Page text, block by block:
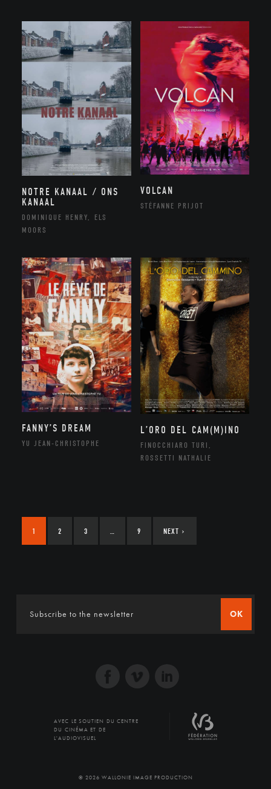
NOTRE KANAAL / ONS
KANAAL
DOMINIQUE HENRY, ELS
MOORS
VOLCAN
STÉFANNE PRIJOT
FANNY’S DREAM
YU JEAN-CHRISTOPHE
L’ORO DEL CAM(M)INO
FINOCCHIARO TURI,
ROSSETTI NATHALIE
1 2 3 9 NEXT ›
OK
AVEC LE SOUTIEN DU CENTRE
DU CINÉMA ET DE
L'AUDIOVISUEL
© 2026 WALLONIE IMAGE PRODUCTION